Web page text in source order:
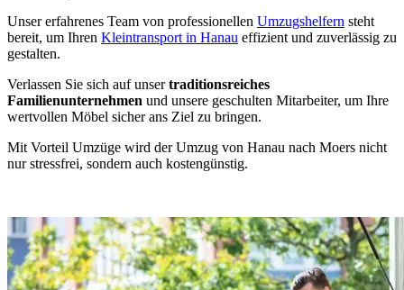
Unser erfahrenes Team von professionellen Umzugshelfern steht
bereit, um Ihren Kleintransport in Hanau effizient und zuverlässig zu
gestalten.
Verlassen Sie sich auf unsertraditionsreiches
Familienunternehmen und unsere geschulten Mitarbeiter, um Ihre
wertvollen Möbel sicher ans Ziel zu bringen.
Mit Vorteil Umzüge wird der Umzug von Hanau nach Moers nicht
nur stressfrei, sondern auch kostengünstig.